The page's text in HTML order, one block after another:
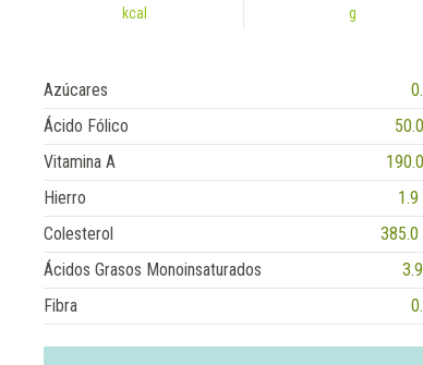
kcal g
Azúcares
Ácido Fólico
Vitamina A
Hierro
1.9
Colesterol
385.0
Ácidos Grasos Monoinsaturados
Fibra